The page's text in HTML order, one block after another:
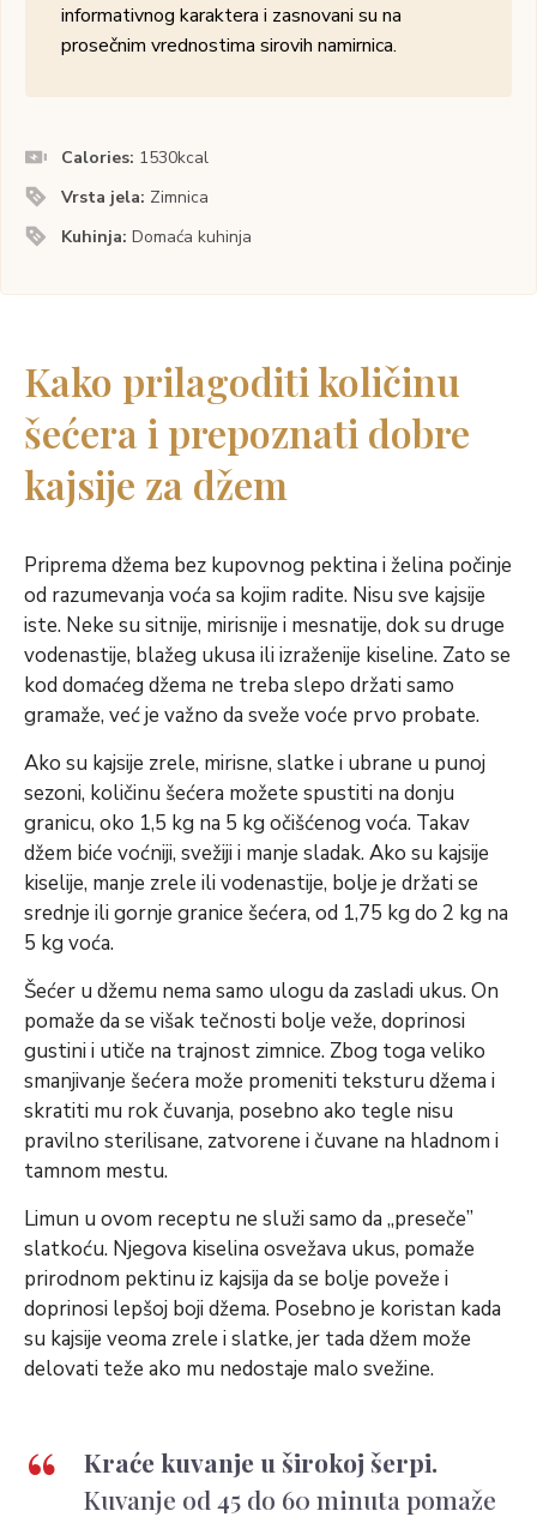
informativnog karaktera i zasnovani su na
prosečnim vrednostima sirovih namirnica.
Calories: 1530kcal
Vrsta jela: Zimnica
Kuhinja:Domaća kuhinja
Kako prilagoditi količinu
šećera i prepoznati dobre
kajsije za džem
Priprema džema bez kupovnog pektina i želina počinje
od razumevanja voća sa kojim radite. Nisu sve kajsije
iste. Neke su sitnije, mirisnije i mesnatije, dok su druge
vodenastije, blažeg ukusa ili izraženije kiseline. Zato se
kod domaćeg džema ne treba slepo držati samo
gramaže, već je važno da sveže voće prvo probate.
Ako su kajsije zrele, mirisne, slatke i ubrane u punoj
sezoni, količinu šećera možete spustiti na donju
granicu, oko 1,5 kg na 5 kg očišćenog voća. Takav
džem biće voćniji, svežiji i manje sladak. Ako su kajsije
kiselije, manje zrele ili vodenastije, bolje je držati se
srednje ili gornje granice šećera, od 1,75 kg do 2 kg na
5 kg voća.
Šećer u džemu nema samo ulogu da zasladi ukus. On
pomaže da se višak tečnosti bolje veže, doprinosi
gustini i utiče na trajnost zimnice. Zbog toga veliko
smanjivanje šećera može promeniti teksturu džema i
skratiti mu rok čuvanja, posebno ako tegle nisu
pravilno sterilisane, zatvorene i čuvane na hladnom i
tamnom mestu.
Limun u ovom receptu ne služi samo da „preseče”
slatkoću. Njegova kiselina osvežava ukus, pomaže
prirodnom pektinu iz kajsija da se bolje poveže i
doprinosi lepšoj boji džema. Posebno je koristan kada
su kajsije veoma zrele i slatke, jer tada džem može
delovati teže ako mu nedostaje malo svežine.
Kraće kuvanje u širokoj šerpi.
Kuvanje od 45 do 60 minuta pomaže